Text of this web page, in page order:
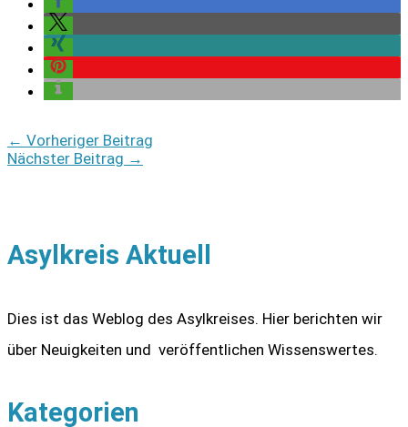
← Vorheriger Beitrag
Nächster Beitrag →
Asylkreis Aktuell
Dies ist das Weblog des Asylkreises. Hier berichten wir
über Neuigkeiten und veröffentlichen Wissenswertes.
Kategorien